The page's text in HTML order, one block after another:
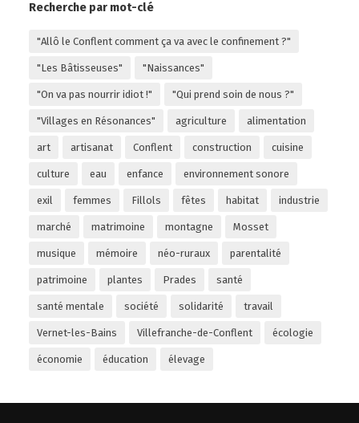
Recherche par mot-clé
"Allô le Conflent comment ça va avec le confinement ?"
"Les Bâtisseuses" "Naissances"
"On va pas nourrir idiot !" "Qui prend soin de nous ?"
"Villages en Résonances" agriculture alimentation
art artisanat Conflent construction cuisine
culture eau enfance environnement sonore
exil femmes Fillols fêtes habitat industrie
marché matrimoine montagne Mosset
musique mémoire néo-ruraux parentalité
patrimoine plantes Prades santé
santé mentale société solidarité travail
Vernet-les-Bains Villefranche-de-Conflent écologie
économie éducation élevage